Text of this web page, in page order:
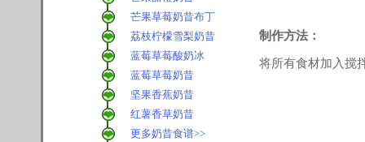
芒果草莓奶昔布丁
荔枝柠檬雪梨奶昔
蓝莓草莓酸奶冰
蓝莓草莓奶昔
坚果香蕉奶昔
红薯香草奶昔
更多奶昔食谱>>
制作方法：
将所有食材加入搅